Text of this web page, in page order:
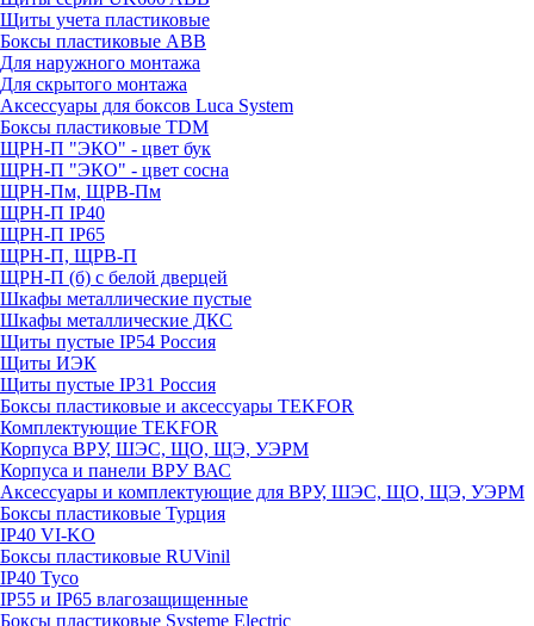
Щиты учета пластиковые
Боксы пластиковые ABB
Для наружного монтажа
Для скрытого монтажа
Аксессуары для боксов Luca System
Боксы пластиковые TDM
ЩРН-П "ЭКО" - цвет бук
ЩРН-П "ЭКО" - цвет сосна
ЩРН-Пм, ЩРВ-Пм
ЩРН-П IP40
ЩРН-П IP65
ЩРН-П, ЩРВ-П
ЩРН-П (б) с белой дверцей
Шкафы металлические пустые
Шкафы металлические ДКС
Щиты пустые IP54 Россия
Щиты ИЭК
Щиты пустые IP31 Россия
Боксы пластиковые и аксессуары TEKFOR
Комплектующие TEKFOR
Корпуса ВРУ, ШЭС, ЩО, ЩЭ, УЭРМ
Корпуса и панели ВРУ ВАС
Аксессуары и комплектующие для ВРУ, ШЭС, ЩО, ЩЭ, УЭРМ
Боксы пластиковые Турция
IP40 VI-KO
Боксы пластиковые RUVinil
IP40 Тусо
IP55 и IP65 влагозащищенные
Боксы пластиковые Systeme Electric